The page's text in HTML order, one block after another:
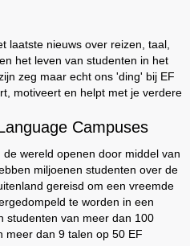
laatste nieuws over reizen, taal,
het leven van studenten in het
zeg maar echt ons 'ding' bij EF
motiveert en helpt met je verdere
Campuses
wereld openen door middel van
miljoenen studenten over de
gereisd om een vreemde
te worden in een
studenten van meer dan 100
meer dan 9 talen op 50 EF